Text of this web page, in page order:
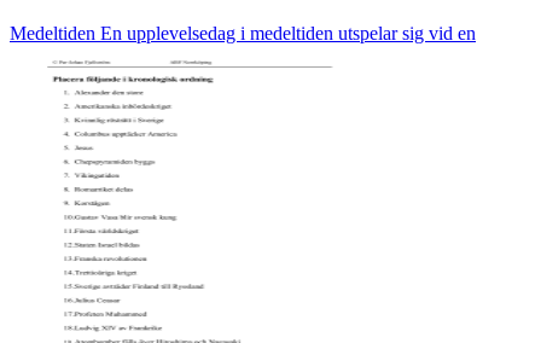
Medeltiden En upplevelsedag i medeltiden utspelar sig vid en